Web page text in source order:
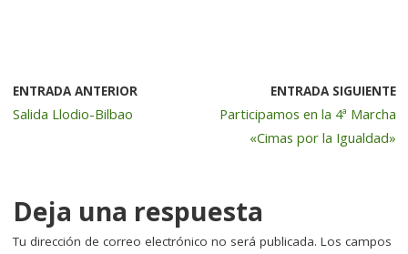
b
o
r dI
n
ENTRADA ANTERIOR
Salida Llodio-Bilbao
ENTRADA SIGUIENTE
Participamos en la 4ª Marcha
«Cimas por la Igualdad»
Deja una respuesta
Tu dirección de correo electrónico no será publicada. Los campos